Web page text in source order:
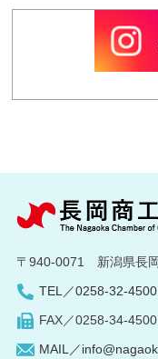
〒940-0071 新潟県長
TEL／0258-32-4500
FAX／0258-34-4500
MAIL／